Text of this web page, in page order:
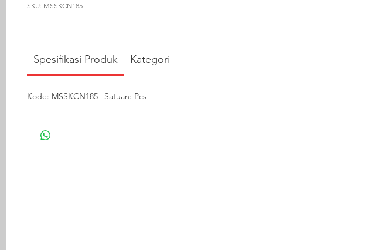
SKU: MSSKCN185
Spesifikasi Produk Kategori
Kode: MSSKCN185 | Satuan: Pcs